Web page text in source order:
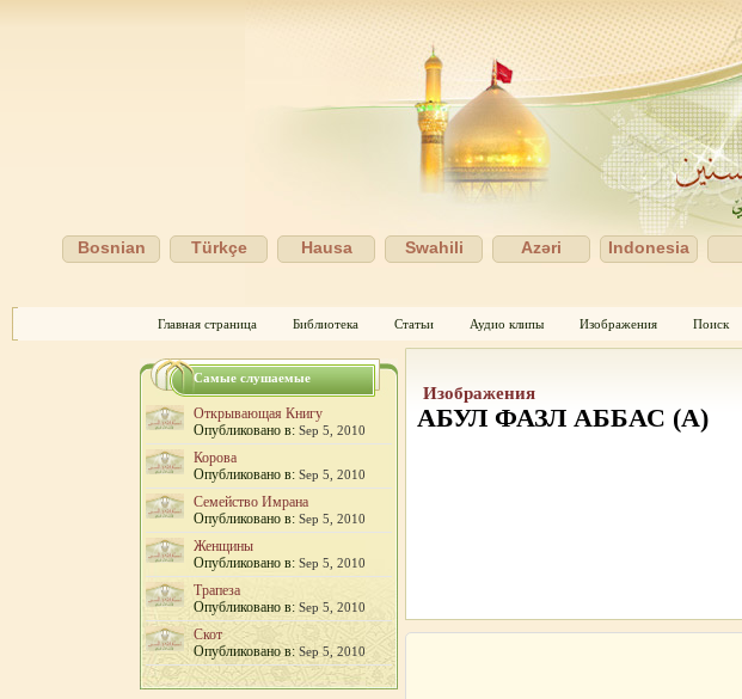
Indonesia
Azəri
Swahili
Hausa
Türkçe
Bosnian
Главная страница Библиотека Статьи Аудио клипы Изображения Поиск
Изображения
АБУЛ ФАЗЛ АББАС (А)
Самые слушаемые
Открывающая Книгу
Опубликовано в: Sep 5, 2010
Корова
Опубликовано в: Sep 5, 2010
Семейство Имрана
Опубликовано в: Sep 5, 2010
Женщины
Опубликовано в: Sep 5, 2010
Трапеза
Опубликовано в: Sep 5, 2010
Скот
Опубликовано в: Sep 5, 2010